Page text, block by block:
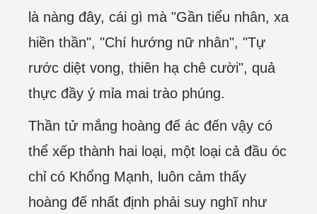
là nàng đây, cái gì mà "Gần tiểu nhân, xa
hiền thần", "Chí hướng nữ nhân", "Tự
rước diệt vong, thiên hạ chê cười", quả
thực đầy ý mỉa mai trào phúng.
Thần tử mắng hoàng đế ác đến vậy có
thể xếp thành hai loại, một loại cả đầu óc
chỉ có Khổng Mạnh, luôn cảm thấy
hoàng đế nhất định phải suy nghĩ như